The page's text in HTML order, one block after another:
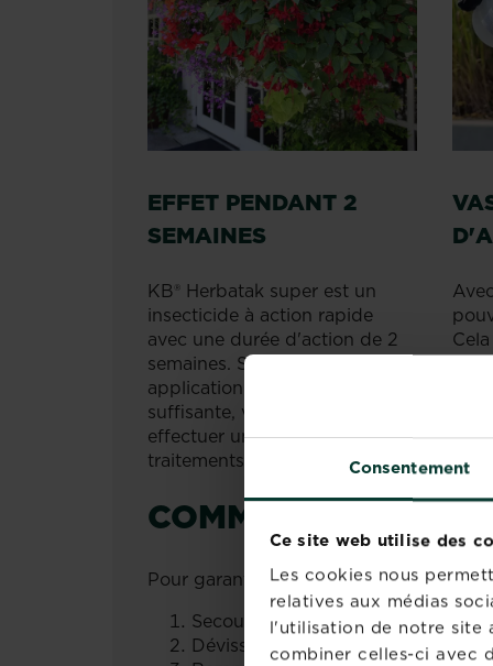
Consentement
Ce site web utilise des
Les cookies nous
relatives aux médias
l'utilisation de notre site
combiner celles-ci avec
EFFET PENDANT 2
SEMAINES
KB® Herbatak super est un
insecticide à action rapide
avec une durée d'action de 2
semaines. Si la première
application n'a pas été
suffisante, vous pouvez
effectuer un maximum de 2
traitements par an.
COMMENT
Pour garantir l'efficacité de cet
Secouez le flacon avant utilisation
Dévissez le bouchon et dosez le